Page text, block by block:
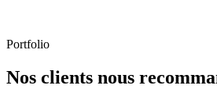
Portfolio
Nos clients nous